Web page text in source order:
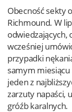
Obecność sekty
Richmound. W
odwiedzających,
wcześniej
przypadki
samym miesiącu
jeden z
zarzuty napaści,
gróźb karalnych.